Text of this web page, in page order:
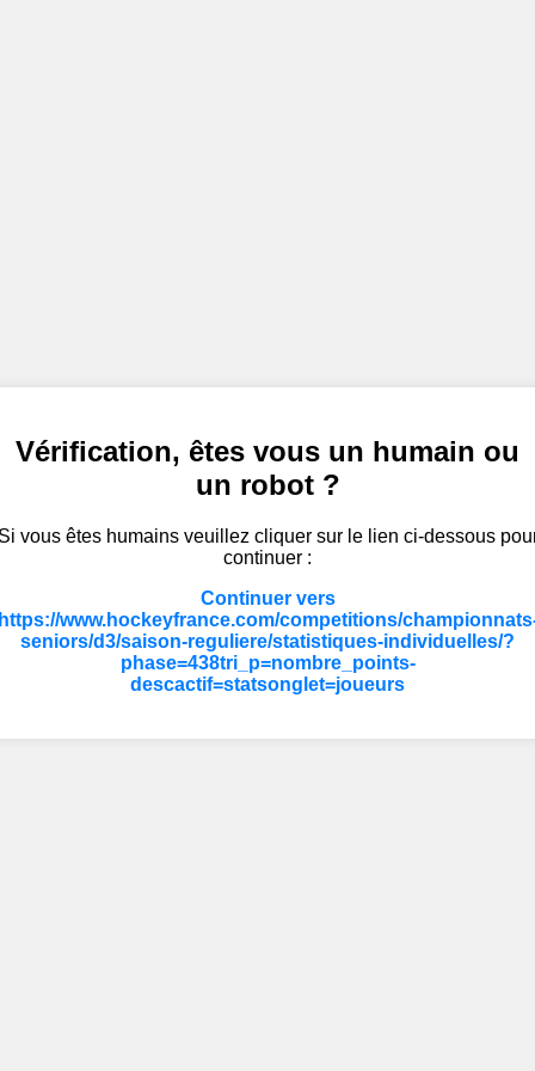
Vérification, êtes vous un humain ou
un robot ?
vous êtes humains veuillez cliquer sur le lien ci-dessous
continuer :
Continuer vers
www.hockeyfrance.com/competitions/
seniors/d3/saison-reguliere/statistiques-individuelles/?
phase=438tri_p=nombre_points-
descactif=statsonglet=joueurs